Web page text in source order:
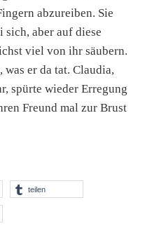
abzureiben. Sie
sich, aber auf diese
viel von ihr säubern.
er da tat. Claudia,
spürte wieder Erregung
Freund mal zur Brust
teilen